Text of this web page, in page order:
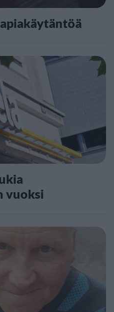
vuoksi